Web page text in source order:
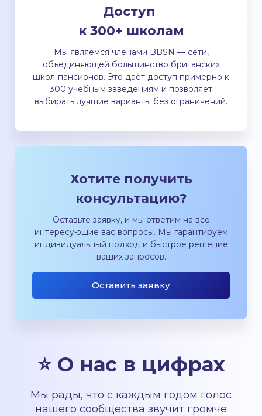
Доступ
к 300+ школам
Мы являемся членами BBSN — сети,
объединяющей большинство британских
школ-пансионов. Это даёт доступ примерно к
300 учебным заведениям и позволяет
выбирать лучшие варианты без ограничений.
Хотите получить
консультацию?
Оставьте заявку, и мы ответим на все
интересующие вас вопросы. Мы гарантируем
индивидуальный подход и быстрое решение
ваших запросов.
Оставить заявку
⭐ О нас в цифрах
Мы рады, что с каждым годом голос
нашего сообщества звучит громче